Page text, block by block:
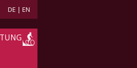
DE | EN